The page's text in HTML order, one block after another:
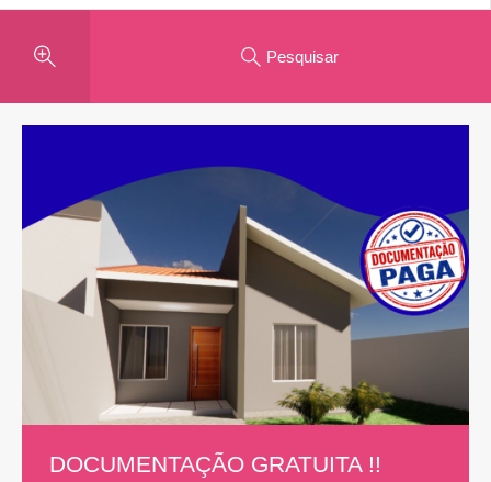
Pesquisar
DOCUMENTAÇÃO GRATUITA !!